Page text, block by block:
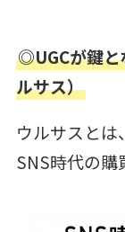
◎UGCが鍵と
ルサス）
ウルサスとは
SNS時代の購